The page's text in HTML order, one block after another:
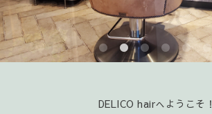
DELICO hairへようこそ！